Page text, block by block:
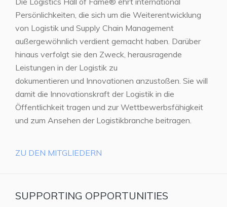
Persönlichkeiten, die sich um die Weiterentwicklung
von Logistik und Supply Chain Management
außergewöhnlich verdient gemacht haben. Darüber
hinaus verfolgt sie den Zweck, herausragende
Leistungen in der Logistik zu
dokumentieren und Innovationen anzustoßen. Sie will
damit die Innovationskraft der Logistik in die
Öffentlichkeit tragen und zur Wettbewerbsfähigkeit
und zum Ansehen der Logistikbranche beitragen.
ZU DEN MITGLIEDERN
SUPPORTING OPPORTUNITIES